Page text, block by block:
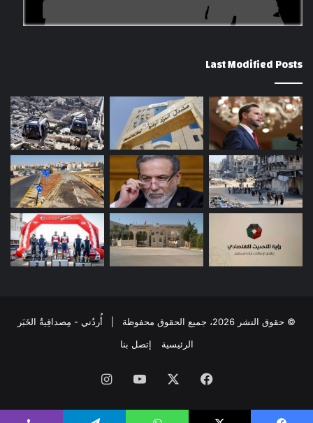
Last Modified Posts
© حقوق النشر 2026، جميع الحقوق محفوظة | أُردُني - مِصداقِيةُ الخَبَر
الرئيسية
إتصل بنا
فيسبوك ‫YouTube